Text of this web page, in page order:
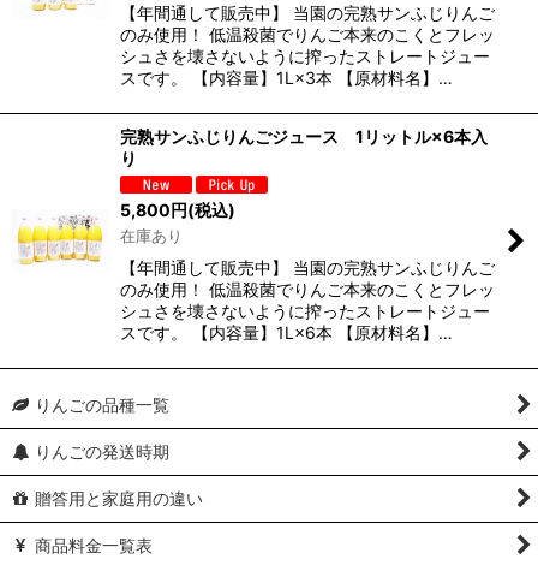
【年間通して販売中】 当園の完熟サンふじりんご
のみ使用！ 低温殺菌でりんご本来のこくとフレッ
シュさを壊さないように搾ったストレートジュー
スです。 【内容量】1L×3本 【原材料名】…
完熟サンふじりんごジュース 1リットル×6本入
り
5,800円(税込)
在庫あり
【年間通して販売中】 当園の完熟サンふじりんご
のみ使用！ 低温殺菌でりんご本来のこくとフレッ
シュさを壊さないように搾ったストレートジュー
スです。 【内容量】1L×6本 【原材料名】…
りんごの品種一覧
りんごの発送時期
贈答用と家庭用の違い
商品料金一覧表